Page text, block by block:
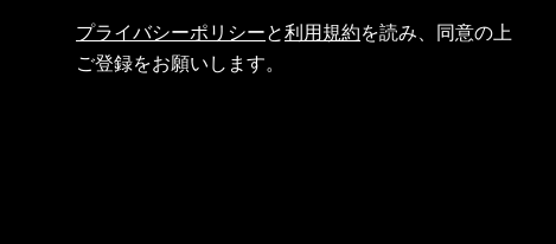
プライバシーポリシーと利用規約を読み、同意の上
ご登録をお願いします。